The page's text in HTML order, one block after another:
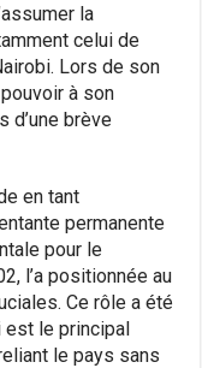
la
celui de
Lors de son
à son
d’une brève
en tant
permanente
pour le
l’a positionnée au
Ce rôle a été
est le principal
le pays sans